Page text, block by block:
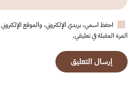
احفظ اسمي، بريدي الإلكتروني، والموقع
المرة المقبلة في تعليقي.
إرسال التعليق